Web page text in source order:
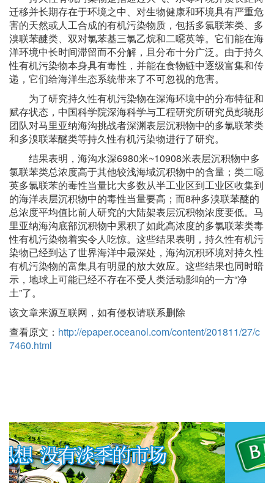
迁移并长期存在于环境之中、对生物健康和环境具有严重危
害的天然或人工合成的有机污染物质，包括多氯联苯类、多
溴联苯醚类、双对氯苯基三氯乙烷和二噁英等。它们能在海
洋环境中长时间滞留而不分解，且分布十分广泛。由于持久
性有机污染物本身具有毒性，并能在食物链中逐级富集和传
递，它们给海洋生态系统带来了不可忽视的危害。
为了研究持久性有机污染物在深海环境中的分布特征和
赋存状态，中国科学院深海科学与工程研究所研究员彭晓彤
团队对马里亚纳海沟挑战者深渊表层沉积物中的多氯联苯类
和多溴联苯醚类等持久性有机污染物进行了研究。
结果表明，海沟水深6980米~10908米表层沉积物中多
氯联苯类总浓度高于其他较浅海域沉积物中的含量；类二噁
英多氯联苯的毒性当量比大多数从半工业区到工业区收集到
的海洋表层沉积物中的毒性当量要高；而8种多溴联苯醚的
总浓度平均值比前人研究的大陆架表层沉积物浓度要低。马
里亚纳海沟底部沉积物中累积了如此高浓度的多氯联苯类毒
性有机污染物着实令人吃惊。这些结果表明，持久性有机污
染物已经到达了世界海洋中最深处，海沟沉积环境对持久性
有机污染物的富集具有明显的放大效应。这些结果也同时暗
示，地球上可能已经不存在不受人类活动影响的一方“净
土”了。
该文章来源互联网，如有侵权请联系删除
查看原文： http://epaper.oceanol.com/content/201811/27/c
7460.html